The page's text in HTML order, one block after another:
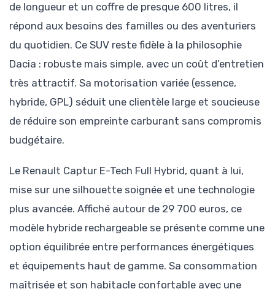
de longueur et un coffre de presque 600 litres, il
répond aux besoins des familles ou des aventuriers
du quotidien. Ce SUV reste fidèle à la philosophie
Dacia : robuste mais simple, avec un coût d’entretien
très attractif. Sa motorisation variée (essence,
hybride, GPL) séduit une clientèle large et soucieuse
de réduire son empreinte carburant sans compromis
budgétaire.
Le Renault Captur E-Tech Full Hybrid, quant à lui,
mise sur une silhouette soignée et une technologie
plus avancée. Affiché autour de 29 700 euros, ce
modèle hybride rechargeable se présente comme une
option équilibrée entre performances énergétiques
et équipements haut de gamme. Sa consommation
maîtrisée et son habitacle confortable avec une